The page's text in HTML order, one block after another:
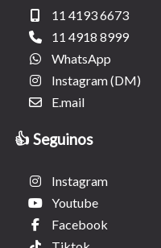
11 4193 6673
11 4918 8999
WhatsApp
Instagram (DM)
E.mail
👍 Seguinos
Instagram
Youtube
Facebook